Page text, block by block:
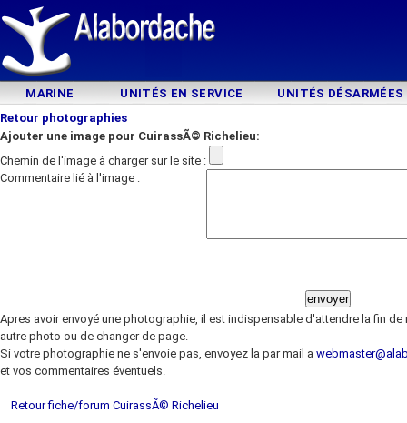
MARINE UNITÉS EN SERVICE
UNITÉS DÉSARMÉES
Retour photographies
Ajouter une image pour CuirassÃ© Richelieu:
Chemin de l'image à charger sur le site :
Commentaire lié à l'image :
Apres avoir envoyé une photographie, il est indispensable d'attendre la fin
autre photo ou de changer de page.
Si votre photographie ne s'envoie pas, envoyez la par mail a
et vos commentaires éventuels.
Retour fiche/forum CuirassÃ© Richelieu